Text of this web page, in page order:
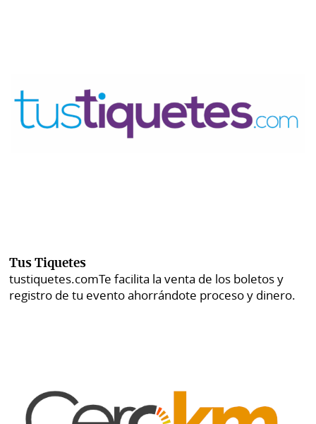
Tus Tiquetes
tustiquetes.comTe facilita la venta de los boletos y
registro de tu evento ahorrándote proceso y dinero.